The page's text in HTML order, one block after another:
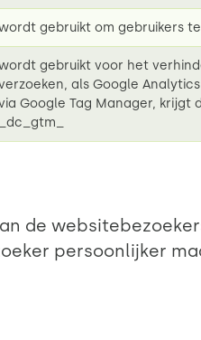
gebruikt om gebruikers
gebruikt voor het
als Google
Google Tag Manager, krijgt
_dc_gtm_
de
persoonlijker